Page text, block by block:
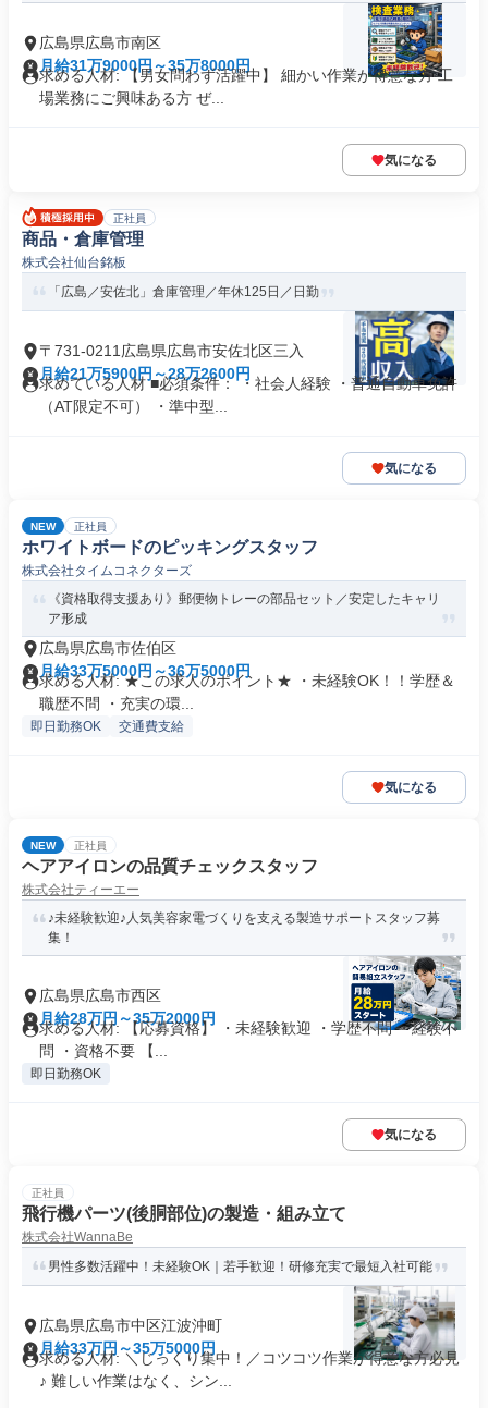
広島県広島市南区
月給31万9000円～35万8000円
求める人材: 【男女問わず活躍中】 細かい作業が得意な方 工
場業務にご興味ある方 ぜ...
気になる
正社員
商品・倉庫管理
株式会社仙台銘板
「広島／安佐北」倉庫管理／年休125日／日勤
〒731-0211広島県広島市安佐北区三入
月給21万5900円～28万2600円
求めている人材 ■必須条件： ・社会人経験 ・普通自動車免許
（AT限定不可） ・準中型...
気になる
NEW 正社員
ホワイトボードのピッキングスタッフ
株式会社タイムコネクターズ
《資格取得支援あり》郵便物トレーの部品セット／安定したキャリ
ア形成
広島県広島市佐伯区
月給33万5000円～36万5000円
求める人材: ★この求人のポイント★ ・未経験OK！！学歴＆
職歴不問 ・充実の環...
即日勤務OK 交通費支給
気になる
NEW 正社員
ヘアアイロンの品質チェックスタッフ
株式会社ティーエー
♪未経験歓迎♪人気美容家電づくりを支える製造サポートスタッフ募
集！
広島県広島市西区
月給28万円～35万2000円
求める人材: 【応募資格】 ・未経験歓迎 ・学歴不問 ・経験不
問 ・資格不要 【...
即日勤務OK
気になる
正社員
飛行機パーツ(後胴部位)の製造・組み立て
株式会社WannaBe
男性多数活躍中！未経験OK｜若手歓迎！研修充実で最短入社可能
広島県広島市中区江波沖町
月給33万円～35万5000円
求める人材: ＼じっくり集中！／コツコツ作業が得意な方必見
♪ 難しい作業はなく、シン...